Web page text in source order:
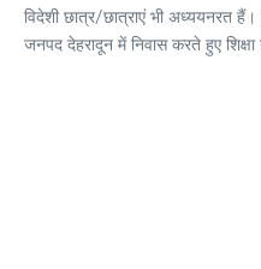
विदेशी छात्र/छात्राएं भी अध्ययनरत हैं।
जनपद देहरादून में निवास करते हुए